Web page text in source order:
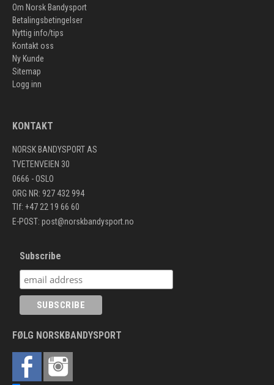
Om Norsk Bandysport
Betalingsbetingelser
Nyttig info/tips
Kontakt oss
Ny Kunde
Sitemap
Logg inn
KONTAKT
NORSK BANDYSPORT AS
TVETENVEIEN 30
0666 - OSLO
ORG NR: 927 432 994
Tlf: +47 22 19 66 60
E-POST: post@norskbandysport.no
Subscribe
FØLG NORSKBANDYSPORT